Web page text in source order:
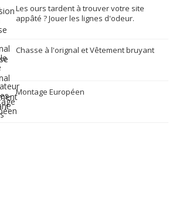
Les ours tardent à trouver votre site
appâté ? Jouer les lignes d'odeur.
Chasse à l'orignal et Vêtement bruyant
Montage Européen